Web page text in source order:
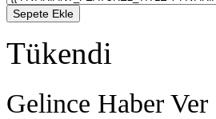
Sepete Ekle
Tükendi
Gelince Haber Ver